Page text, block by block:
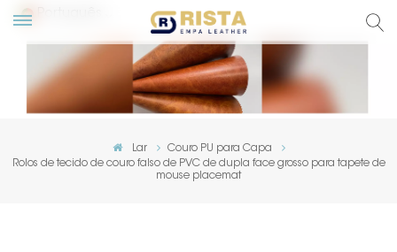
Lar
Couro PU para Capa
Rolos de tecido de couro falso de PVC de dupla face grosso para tapete de
mouse placemat